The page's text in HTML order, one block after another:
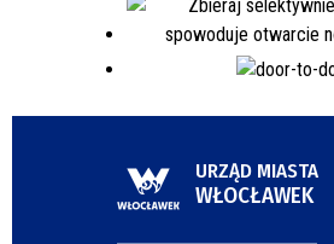
URZĄD MIASTA
WŁOCŁAWEK